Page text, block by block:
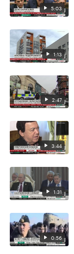
5:03
1:13
2:47
3:44
1:31
0:56